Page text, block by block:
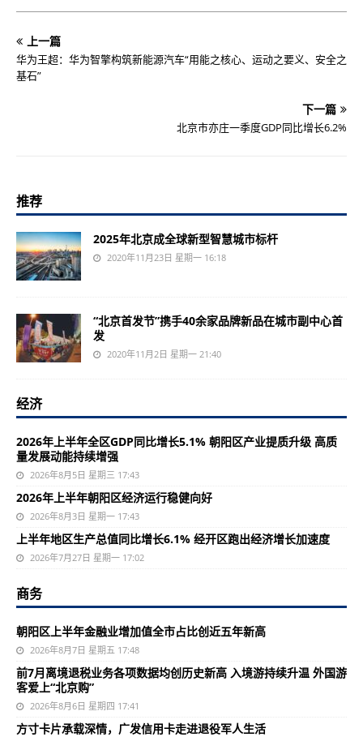
上一篇
华为王超：华为智擎构筑新能源汽车“用能之核心、运动之要义、安全之
基石”
下一篇
北京市亦庄一季度GDP同比增长6.2%
推荐
2025年北京成全球新型智慧城市标杆
2020年11月23日 星期一 16:18
“北京首发节”携手40余家品牌新品在城市副中心首
发
2020年11月2日 星期一 21:40
经济
2026年上半年全区GDP同比增长5.1% 朝阳区产业提质升级 高质
量发展动能持续增强
2026年8月5日 星期三 17:43
2026年上半年朝阳区经济运行稳健向好
2026年8月3日 星期一 17:43
上半年地区生产总值同比增长6.1% 经开区跑出经济增长加速度
2026年7月27日 星期一 17:02
商务
朝阳区上半年金融业增加值全市占比创近五年新高
2026年8月7日 星期五 17:48
前7月离境退税业务各项数据均创历史新高 入境游持续升温 外国游
客爱上“北京购”
2026年8月6日 星期四 17:41
方寸卡片承载深情，广发信用卡走进退役军人生活